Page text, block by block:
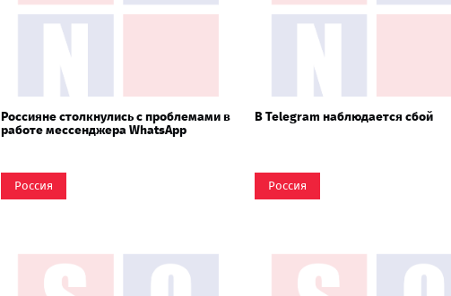
Россияне столкнулись с проблемами в
работе мессенджера WhatsApp
Россия
В Telegram наблюдается сбой
Россия